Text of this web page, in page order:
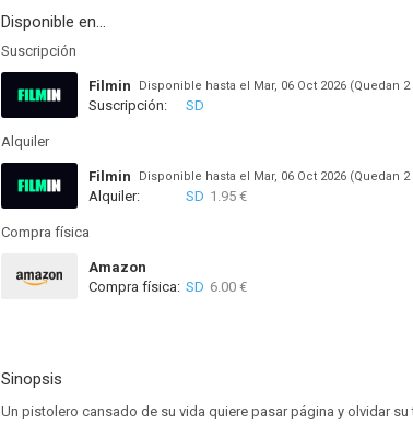
Disponible en...
Suscripción
Filmin Disponible hasta el Mar, 06 Oct 2026 (Quedan
Suscripción: SD
Alquiler
Filmin Disponible hasta el Mar, 06 Oct 2026 (Quedan
Alquiler: SD 1.95 €
Compra física
Amazon
Compra física: SD 6.00 €
Sinopsis
Un pistolero cansado de su vida quiere pasar página y olvidar